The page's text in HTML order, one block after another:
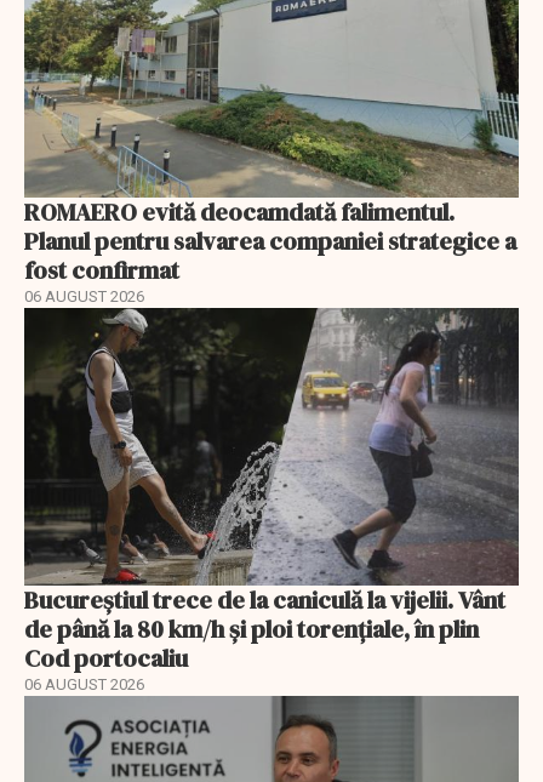
ROMAERO evită deocamdată falimentul.
Planul pentru salvarea companiei strategice a
fost confirmat
06 AUGUST 2026
Bucureștiul trece de la caniculă la vijelii. Vânt
de până la 80 km/h și ploi torențiale, în plin
Cod portocaliu
06 AUGUST 2026